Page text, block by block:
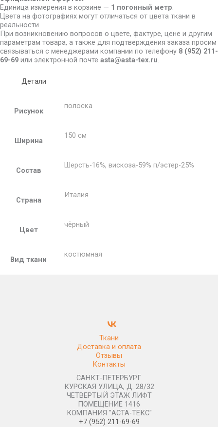
Единица измерения в корзине — 1 погонный метр.
Цвета на фотографиях могут отличаться от цвета ткани в
реальности.
При возникновению вопросов о цвете, фактуре, цене и другим
параметрам товара, а также для подтверждения заказа просим
связываться с менеджерами компании по телефону 8 (952) 211-
69-69 или электронной почте asta@asta-tex.ru.
Детали
Рисунок
полоска
Ширина
150 см
Состав
Шерсть-16%, вискоза-59% п/эстер-25%
Страна
Италия
Цвет
чёрный
Вид ткани
костюмная
Ткани
Доставка и оплата
Отзывы
Контакты
САНКТ-ПЕТЕРБУРГ
КУРСКАЯ УЛИЦА, Д. 28/32
ЧЕТВЕРТЫЙ ЭТАЖ ЛИФТ
ПОМЕЩЕНИЕ 1416
КОМПАНИЯ "АСТА-ТЕКС"
+7 (952) 211-69-69